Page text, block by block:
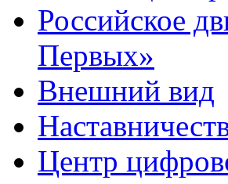
Российское
Первых»
Внешний вид
Центр